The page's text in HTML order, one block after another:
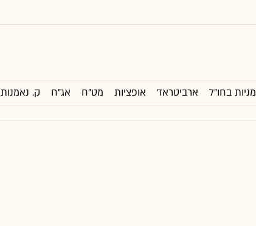
מניות בחו"ל ארביטראז' אופציות מט"ח אג"ח ק. נאמנות